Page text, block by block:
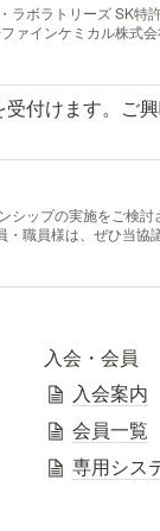
ラボラトリーズ SK
ァインケミカル株式
般社団法人構造物診
社島津製作所 シャー
イト株式会社 セン
式会社 株式会社ち
車株式会社 日本電信
三井化学株式会社 三
株式会社みずほフィ
付けます。ご
シップの実施をご検
職員様は、ぜひ当
、入会申請書をご案
入会・会員
入会案内
会員一覧
専用シス